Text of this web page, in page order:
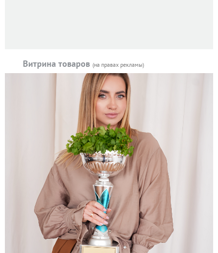
Витрина товаров (на правах рекламы)